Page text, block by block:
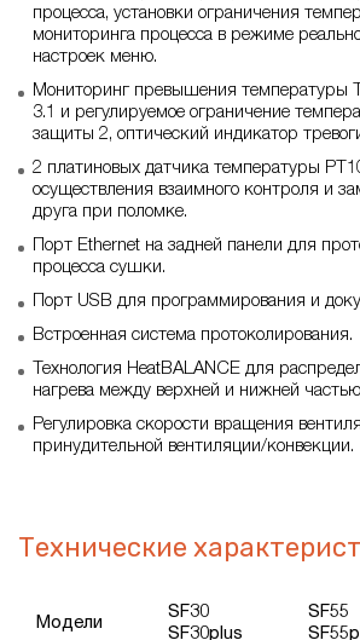
процесса, установки ограничения
мониторинга процесса в режиме
настроек меню.
Мониторинг превышения температуры
3.1 и регулируемое ограничение
защиты 2, оптический индикатор
2 платиновых датчика температуры
осуществления взаимного контроля и
друга при поломке.
Порт Ethernet на задней панели для
процесса сушки.
Порт USB для программирования и
Встроенная система протоколирования.
Технология HeatBALANCE для
нагрева между верхней и нижней
Регулировка скорости вращения
принудительной вентиляции/конвекции.
Технические
Модели
SF30
SF30plus
SF55